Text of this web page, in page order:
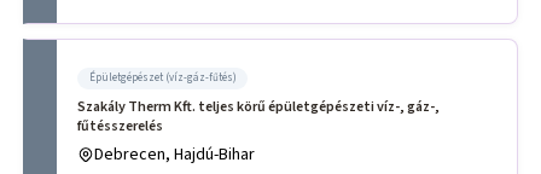
Épületgépészet (víz-gáz-fűtés)
Szakály Therm Kft. teljes körű épületgépészeti víz-, gáz-,
fűtésszerelés
Debrecen, Hajdú-Bihar